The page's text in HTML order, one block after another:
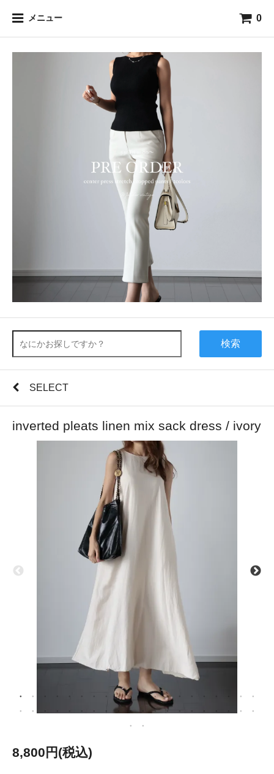
メニュー 0
検索
SELECT
inverted pleats linen mix sack dress / ivory
8,800円(税込)